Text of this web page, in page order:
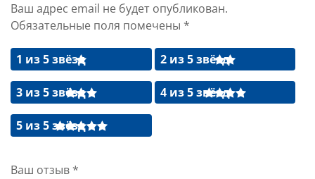
Ваш адрес email не будет опубликован.
Обязательные поля помечены *
1 из 5 звёзд 2 из 5 звёзд
3 из 5 звёзд 4 из 5 звёзд
5 из 5 звёзд
Ваш отзыв *